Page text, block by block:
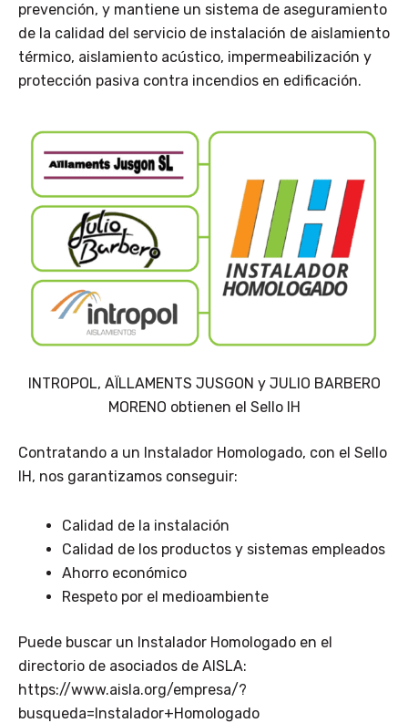
prevención, y mantiene un sistema de aseguramiento
de la calidad del servicio de instalación de aislamiento
térmico, aislamiento acústico, impermeabilización y
protección pasiva contra incendios en edificación.
INTROPOL, AÏLLAMENTS JUSGON y JULIO BARBERO
MORENO obtienen el Sello IH
Contratando a un Instalador Homologado, con el Sello
IH, nos garantizamos conseguir:
Calidad de la instalación
Calidad de los productos y sistemas empleados
Ahorro económico
Respeto por el medioambiente
Puede buscar un Instalador Homologado en el
directorio de asociados de AISLA:
https://www.aisla.org/empresa/?
busqueda=Instalador+Homologado